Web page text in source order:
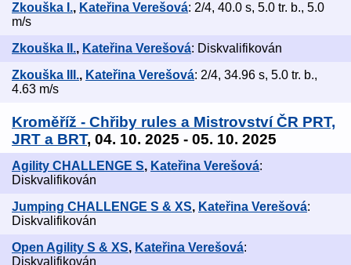
Zkouška I., Kateřina Verešová: 2/4, 40.0 s, 5.0 tr. b., 5.0
m/s
Zkouška II., Kateřina Verešová: Diskvalifikován
Zkouška III., Kateřina Verešová: 2/4, 34.96 s, 5.0 tr. b.,
4.63 m/s
Kroměříž - Chřiby rules a Mistrovství ČR PRT,
JRT a BRT, 04. 10. 2025 - 05. 10. 2025
Agility CHALLENGE S, Kateřina Verešová:
Diskvalifikován
Jumping CHALLENGE S & XS, Kateřina Verešová:
Diskvalifikován
Open Agility S & XS, Kateřina Verešová:
Diskvalifikován